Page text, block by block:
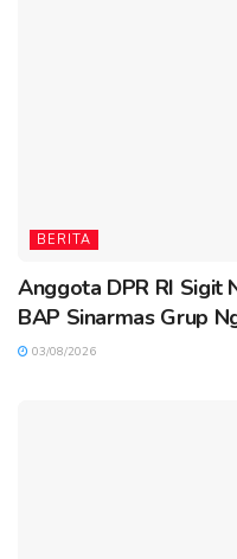
BERITA
Anggota DPR RI Sigit
BAP Sinarmas Grup
03/08/2026